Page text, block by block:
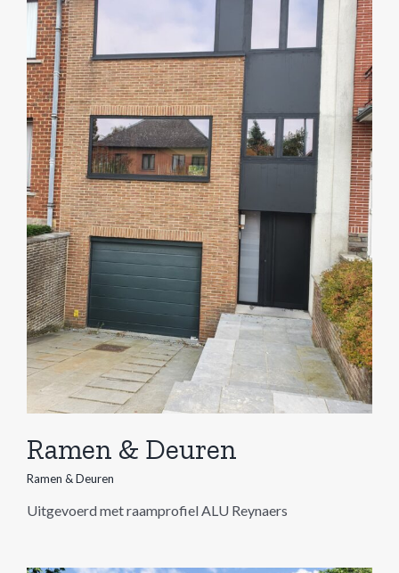
Ramen & Deuren
Ramen & Deuren
Uitgevoerd met raamprofiel ALU Reynaers